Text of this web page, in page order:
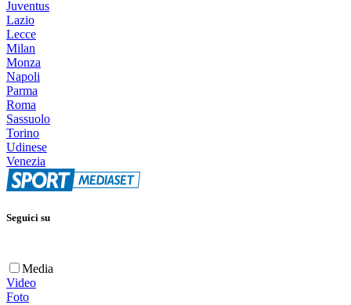
Juventus
Lazio
Lecce
Milan
Monza
Napoli
Parma
Roma
Sassuolo
Torino
Udinese
Venezia
Seguici su
Media
Video
Foto